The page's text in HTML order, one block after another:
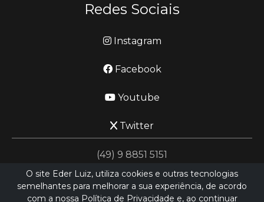
Redes Sociais
Instagram
Facebook
Youtube
Twitter
(49) 9 8851 5151
jornalismo@ederluiz.com.vc
O site Eder Luiz, utiliza cookies e outras tecnologias
semelhantes para melhorar a sua experiência, de acordo
com a nossa Política de Privacidade e, ao continuar